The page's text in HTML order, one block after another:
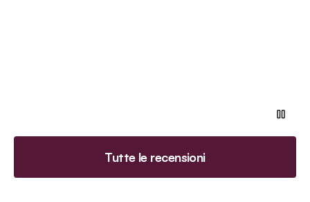
Tutte le recensioni